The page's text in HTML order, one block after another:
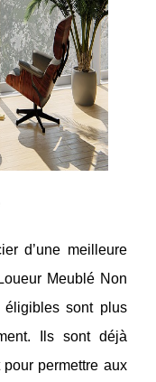
d’une meilleure
Meublé Non
sont plus
Ils sont déjà
permettre aux